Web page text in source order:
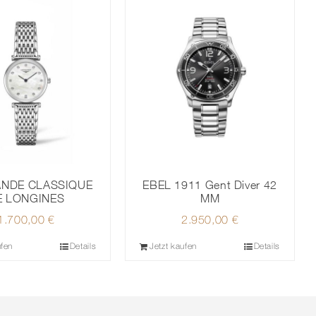
CLASSIQUE
LONGINES
€
Details
EBEL 1911 Gent Diver 42
MM
2.950,00 €
Jetzt kaufen Details